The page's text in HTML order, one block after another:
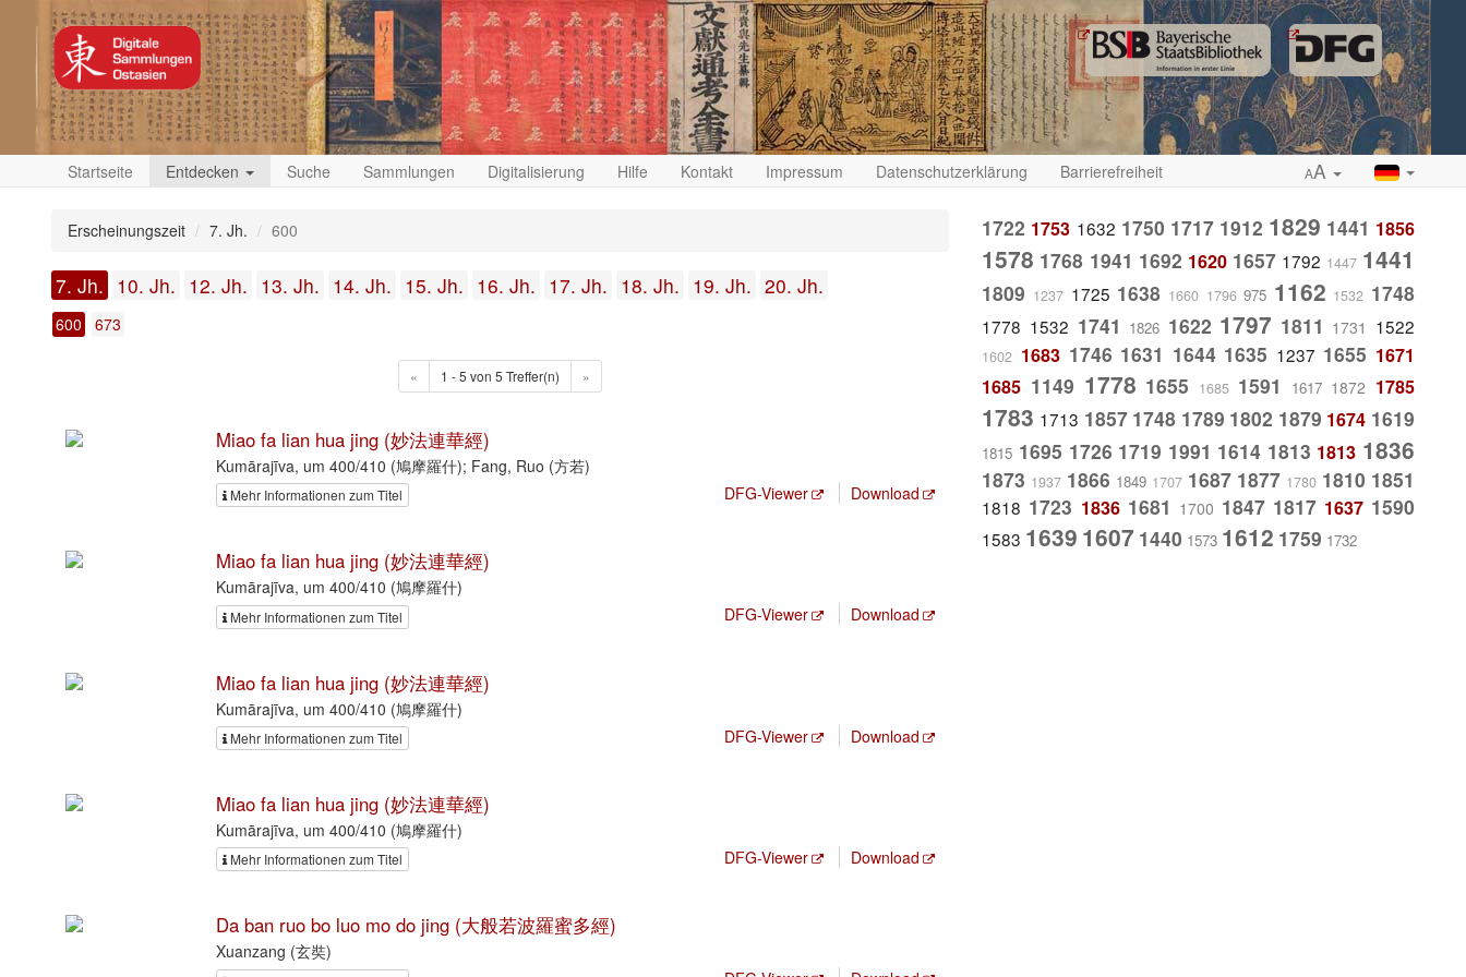
Startseite Entdecken Suche Sammlungen Digitalisierung Hilfe Kontakt Impressum Datenschutzerklärung Barrierefreiheit AA
Erscheinungszeit 7. Jh. 600
7. Jh. 10. Jh. 12. Jh. 13. Jh. 14. Jh. 15. Jh. 16. Jh. 17. Jh. 18. Jh. 19. Jh. 20. Jh.
600 673
« 1 - 5 von 5 Treffer(n) »
Miao fa lian hua jing (妙法連華經)
Kumārajīva, um 400/410 (鳩摩羅什); Fang, Ruo (方若)
Mehr Informationen zum Titel DFG-Viewer Download
Miao fa lian hua jing (妙法連華經)
Kumārajīva, um 400/410 (鳩摩羅什)
Mehr Informationen zum Titel DFG-Viewer Download
Miao fa lian hua jing (妙法連華經)
Kumārajīva, um 400/410 (鳩摩羅什)
Mehr Informationen zum Titel DFG-Viewer Download
Miao fa lian hua jing (妙法連華經)
Kumārajīva, um 400/410 (鳩摩羅什)
Mehr Informationen zum Titel DFG-Viewer Download
Da ban ruo bo luo mo do jing (大般若波羅蜜多經)
Xuanzang (玄奘)
1722 1753 1632 1750 1717 1912 1829 1441 1856
1578 1768 1941 1692 1620 1657 1792 1447 1441
1809 1237 1725 1638 1660 1796 975 1162 1532 1748
1778 1532 1741 1826 1622 1797 1811 1731 1522
1602 1683 1746 1631 1644 1635 1237 1655 1671
1685 1149 1778 1655 1685 1591 1617 1872 1785
1783 1713 1857 1748 1789 1802 1879 1674 1619
1815 1695 1726 1719 1991 1614 1813 1813 1836
1873 1937 1866 1849 1707 1687 1877 1780 1810 1851
1818 1723 1836 1681 1700 1847 1817 1637 1590
1583 1639 1607 1440 1573 1612 1759 1732